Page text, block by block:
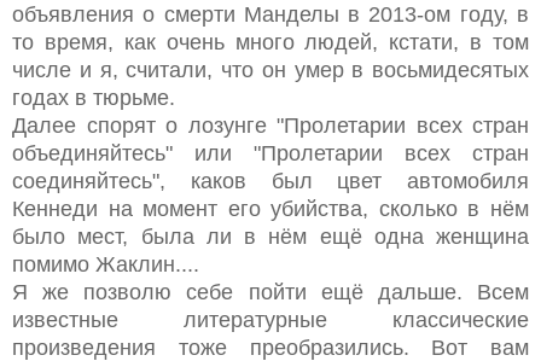
объявления о смерти Манделы в 2013-ом году, в
то время, как очень много людей, кстати, в том
числе и я, считали, что он умер в восьмидесятых
годах в тюрьме.
Далее спорят о лозунге "Пролетарии всех стран
объединяйтесь" или "Пролетарии всех стран
соединяйтесь", каков был цвет автомобиля
Кеннеди на момент его убийства, сколько в нём
было мест, была ли в нём ещё одна женщина
помимо Жаклин....
Я же позволю себе пойти ещё дальше. Всем
известные литературные классические
произведения тоже преобразились. Вот вам